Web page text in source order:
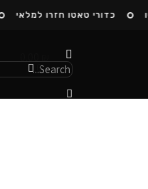
כדורי טאטו חזרו למלאי
0